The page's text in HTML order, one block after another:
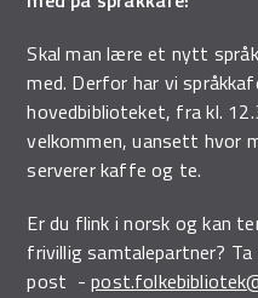
Skal man lære et nytt
med. Derfor har vi
hovedbiblioteket, fra kl.
velkommen, uansett hvor
serverer kaffe og te.
Er du flink i norsk og kan
frivillig samtalepartner?
post -